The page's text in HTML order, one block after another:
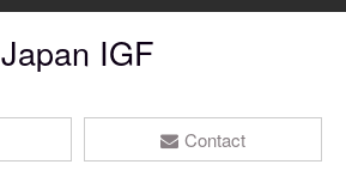
Japan IGF
Contact